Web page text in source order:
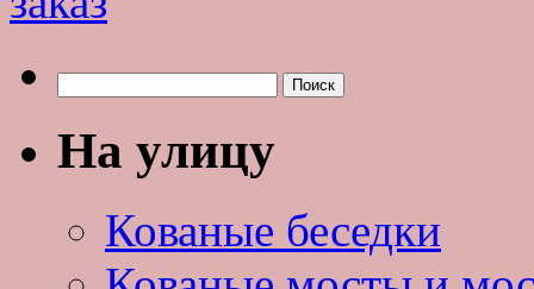
На улицу
Кованые беседки